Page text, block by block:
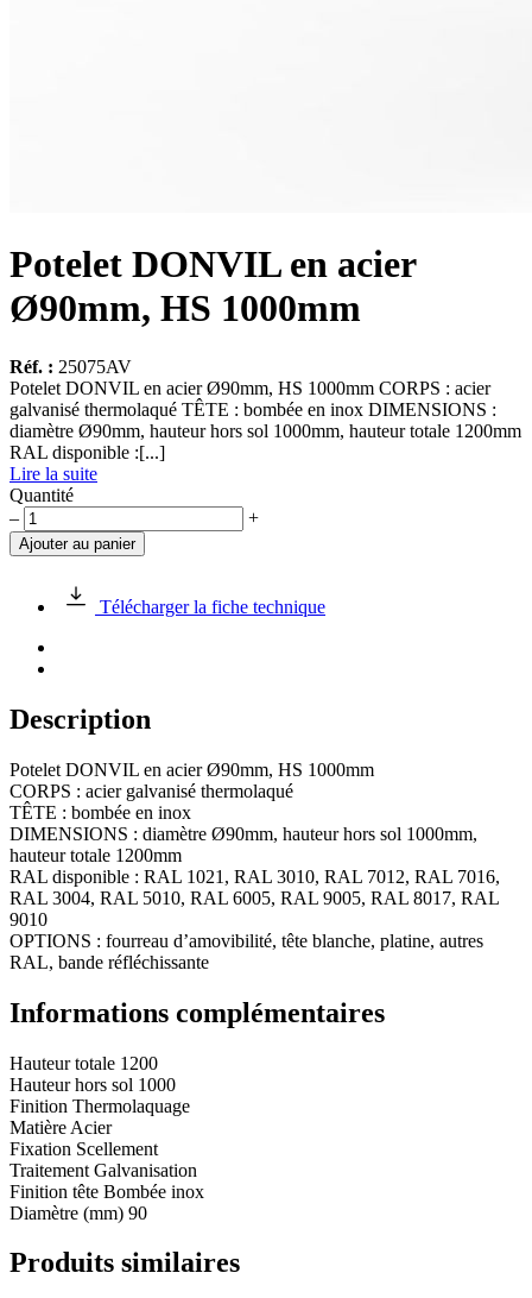
Potelet DONVIL en acier
Ø90mm, HS 1000mm
Réf. : 25075AV
Potelet DONVIL en acier Ø90mm, HS 1000mm CORPS : acier
galvanisé thermolaqué TÊTE : bombée en inox DIMENSIONS :
diamètre Ø90mm, hauteur hors sol 1000mm, hauteur totale 1200mm
RAL disponible :[...]
Lire la suite
Quantité
quantité
de
Potelet
Ø90mm,
– +
Ajouter au panier
Télécharger la fiche technique
Description
Potelet DONVIL en acier Ø90mm, HS 1000mm
CORPS : acier galvanisé thermolaqué
TÊTE : bombée en inox
DIMENSIONS : diamètre Ø90mm, hauteur hors sol 1000mm,
hauteur totale 1200mm
RAL disponible : RAL 1021, RAL 3010, RAL 7012, RAL 7016,
RAL 3004, RAL 5010, RAL 6005, RAL 9005, RAL 8017, RAL
9010
OPTIONS : fourreau d’amovibilité, tête blanche, platine, autres
RAL, bande réfléchissante
Informations complémentaires
Hauteur totale 1200
Hauteur hors sol 1000
Finition Thermolaquage
Matière Acier
Fixation Scellement
Traitement Galvanisation
Finition tête Bombée inox
Diamètre (mm) 90
Produits similaires